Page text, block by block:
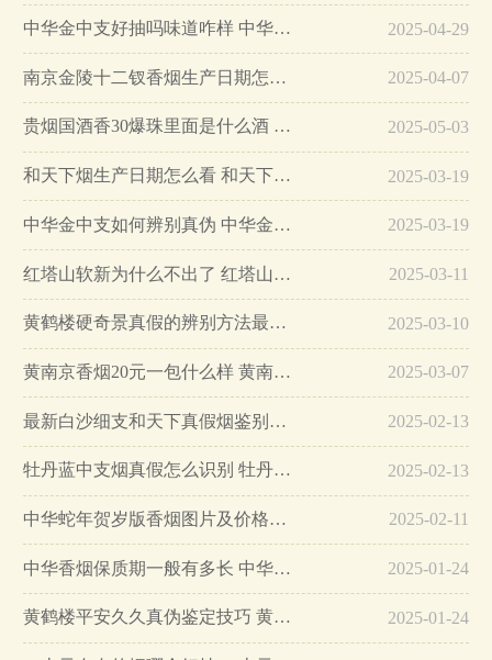
中华金中支好抽吗味道咋样 中华金中支口感特点介绍… 2025-04-29
南京金陵十二钗香烟生产日期怎么看 南京金陵十二钗香烟保质期… 2025-04-07
贵烟国酒香30爆珠里面是什么酒 贵烟国酒香30怎么辨别真假… 2025-05-03
和天下烟生产日期怎么看 和天下烟真假辨别方法六个方面… 2025-03-19
中华金中支如何辨别真伪 中华金中支真假烟鉴别方法… 2025-03-19
红塔山软新为什么不出了 红塔山软新烟停售原因详解… 2025-03-11
黄鹤楼硬奇景真假的辨别方法最简单版… 2025-03-10
黄南京香烟20元一包什么样 黄南京香烟真假鉴别… 2025-03-07
最新白沙细支和天下真假烟鉴别指南… 2025-02-13
牡丹蓝中支烟真假怎么识别 牡丹蓝中支烟真假鉴别带图… 2025-02-13
中华蛇年贺岁版香烟图片及价格大全… 2025-02-11
中华香烟保质期一般有多长 中华香烟保质期在哪里看的… 2025-01-24
黄鹤楼平安久久真伪鉴定技巧 黄鹤楼平安久久二维码在哪里… 2025-01-24